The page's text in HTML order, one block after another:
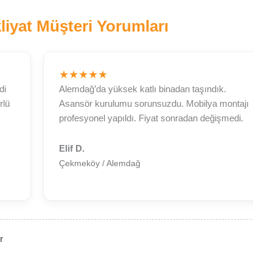
Müşteri Yorumları
★★★★★
Alemdağ’da yüksek katlı binadan taşındık.
Asansör kurulumu sorunsuzdu. Mobilya montajı
profesyonel yapıldı. Fiyat sonradan değişmedi.
Elif D.
Çekmeköy / Alemdağ